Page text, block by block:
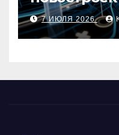
метро,
сдачи
7 ИЮЛЯ 2026